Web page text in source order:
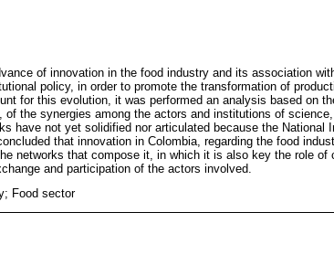
of innovation in the food industry and its association
policy, in order to promote the transformation of
for this evolution, it was performed an analysis based on
of the synergies among the actors and institutions of
have not yet solidified nor articulated because the National
that innovation in Colombia, regarding the food
networks that compose it, in which it is also key the role of
and participation of the actors involved.
Food sector